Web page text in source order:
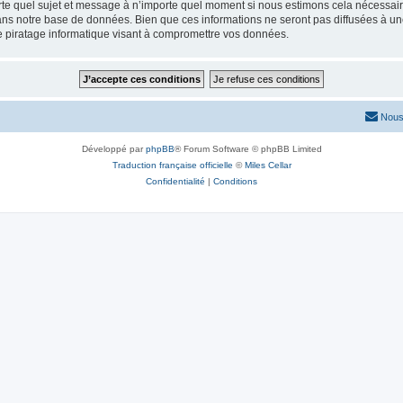
quel sujet et message à n’importe quel moment si nous estimons cela
notre base de données. Bien que ces informations ne seront pas diffusées à
informatique visant à compromettre vos données.
Développé parphpBB® Forum Software © phpBB Limited
Traduction française officielle ©Miles Cellar
Confidentialité | Conditions